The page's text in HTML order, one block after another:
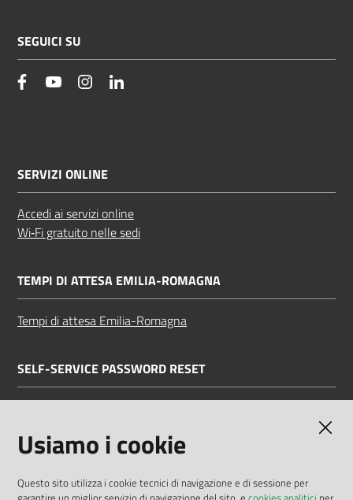
SEGUICI SU
facebookYouTube Instagram
SERVIZI ONLINE
Accedi ai servizi online
Wi‑Fi gratuito nelle sedi
TEMPI DI ATTESA EMILIA-ROMAGNA
Tempi di attesa Emilia-Romagna
SELF-SERVICE PASSWORD RESET
Usiamo i cookie
Questo sito utilizza i cookie tecnici di navigazione e di sessione per